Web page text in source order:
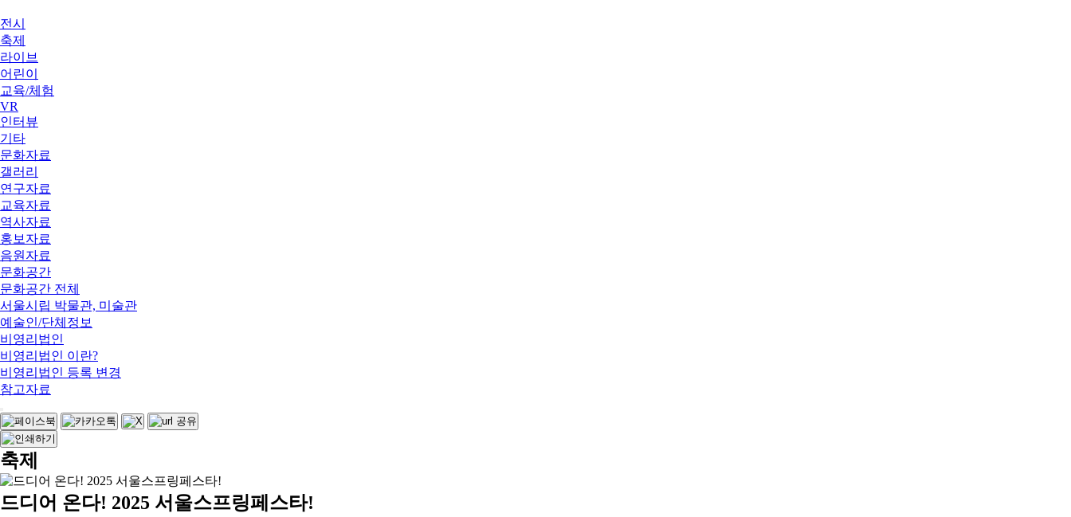
전시
축제
라이브
어린이
교육/체험
VR
인터뷰
기타
문화자료
갤러리
연구자료
교육자료
역사자료
홍보자료
음원자료
문화공간
문화공간 전체
서울시립 박물관, 미술관
예술인/단체정보
비영리법인
비영리법인 이란?
비영리법인 등록 변경
참고자료
축제
드디어 온다! 2025 서울스프링페스타!